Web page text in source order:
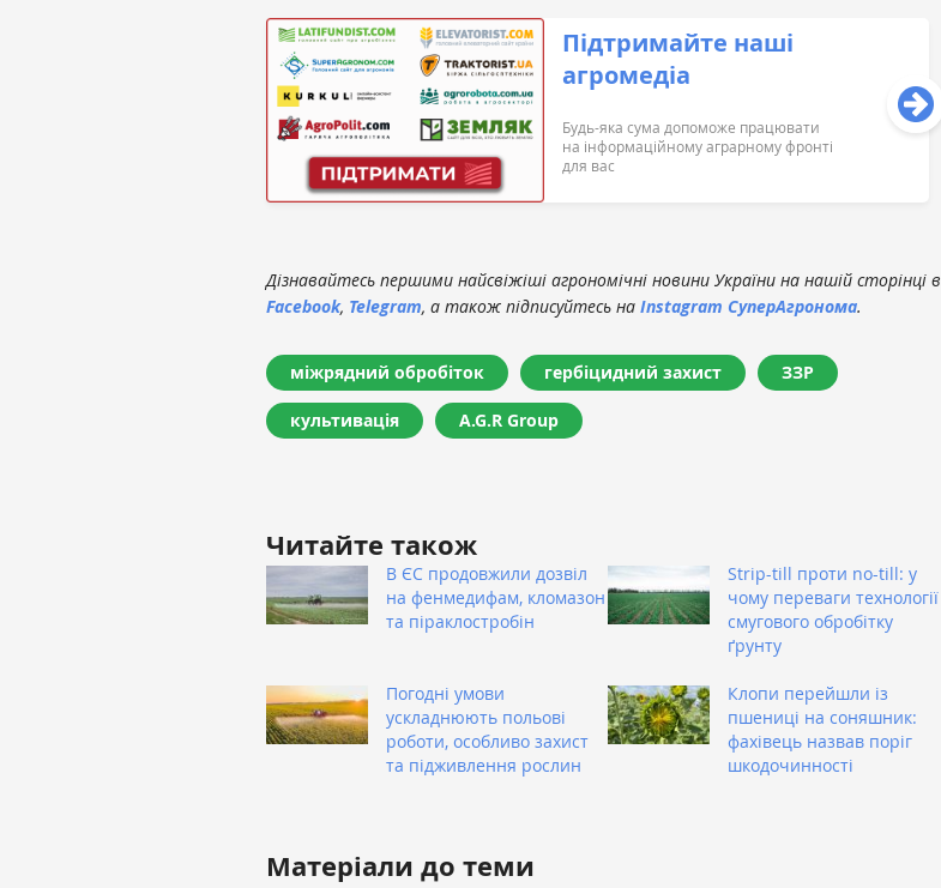
Підтримайте наші
агромедіа
Будь-яка сума допоможе працювати
на інформаційному аграрному фронті
для вас
Дізнавайтесь першими найсвіжіші агрономічні новини України на нашій сторінці в
Facebook, Telegram, а також підписуйтесь на Instagram СуперАгронома.
міжрядний обробіток гербіцидний захист ЗЗР
культивація A.G.R Group
Читайте також
В ЄС продовжили дозвіл
на фенмедифам, кломазон
та піраклостробін
Strip-till проти no-till: у
чому переваги технології
смугового обробітку
ґрунту
Погодні умови
ускладнюють польові
роботи, особливо захист
та підживлення рослин
Клопи перейшли із
пшениці на соняшник:
фахівець назвав поріг
шкодочинності
Матеріали до теми